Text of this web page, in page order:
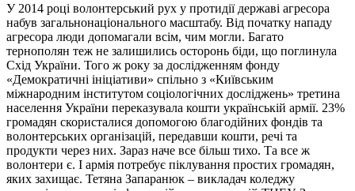
У 2014 році волонтерський рух у протидії державі агресора
набув загальнонаціонального масштабу. Від початку нападу
агресора люди допомагали всім, чим могли. Багато
тернополян теж не залишились осторонь біди, що поглинула
Схід України. Того ж року за дослідженням фонду
«Демократичні ініціативи» спільно з «Київським
міжнародним інститутом соціологічних досліджень» третина
населення України переказувала кошти українській армії. 23%
громадян скористалися допомогою благодійних фондів та
волонтерських організацій, передавши кошти, речі та
продукти через них. Зараз наче все більш тихо. Та все ж
волонтери є. І армія потребує піклування простих громадян,
яких захищає. Тетяна Запаранюк – викладач коледжу